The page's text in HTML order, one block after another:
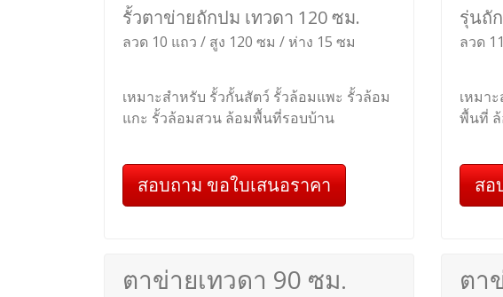
รั้วตาข่ายถักปม เทวดา 120 ซม.
ลวด 10 แถว / สูง 120 ซม / ห่าง 15 ซม
เหมาะสำหรับ รั้วกั้นสัตว์ รั้วล้อมแพะ รั้วล้อม
แกะ รั้วล้อมสวน ล้อมพื้นที่รอบบ้าน
สอบถาม ขอใบเสนอราคา
รุ่นถั
ลวด
เหมา
พื้นที่
สอ
ตาข่ายเทวดา 90 ซม. ตา